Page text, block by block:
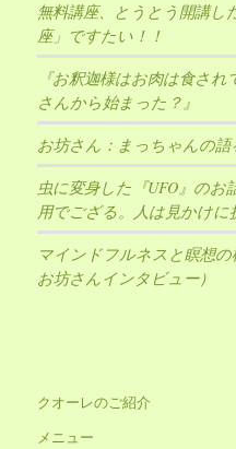
無料講座、とうとう開講し
座」ですたい！！
『お釈迦様はお肉は食さ
さんから始まった？』
お坊さん：まっちゃんの語
虫に変身した『UFO』のお
用でござる。人は見かけに
マインドフルネスと瞑想
お坊さんインタビュー）
クオーレのご紹介
メニュー